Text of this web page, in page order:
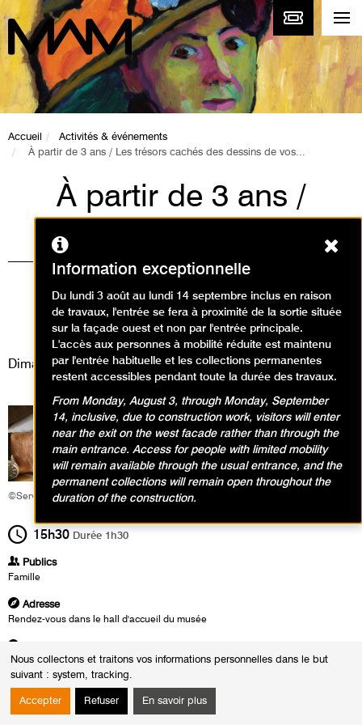
Nous collectons et traitons vos informations personnelles dans le but
suivant : system, tracking.
Accepter Refuser En savoir plus
Accueil
Activités & événements
À partir de 3 ans / Les trésors cachés des dessins de vos...
À partir de 3 ans /
Les trésors cachés
des dessins de vos
enfants
Animations / Créer en famille
Dimanche 20 juillet 2025
©Service éducatif et culturel
15h30 Durée 1h30
Publics
Famille
Adresse
Rendez-vous dans le hall d'accueil du musée
Du :
Dimanche 27 avril 2025
au :
Dimanche 20 juillet 2025
Le :
Dimanche 20 juillet 2025 de 15h30 à 17h00
Gabriele Münter aimait reproduire des dessins d’enfants, fascinée par leur
Information exceptionnelle
Du lundi 3 août au lundi 14 septembre inclus en raison
de travaux, l'entrée se fera à proximité de la sortie située
sur la façade ouest et non par l'entrée principale.
L'accès aux personnes à mobilité réduite est maintenu
par l'entrée habituelle et les collections permanentes
restent accessibles pendant toute la durée des travaux.
From Monday, August 3, through Monday, September
14, inclusive, due to construction work, visitors will enter
near the exit on the west facade rather than through the
main entrance. Access for people with limited mobility
will remain available through the usual entrance, and the
permanent collections will remain open throughout the
duration of the construction.